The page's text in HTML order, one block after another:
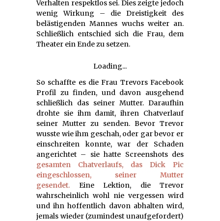
Verhalten respektlos sei. Dies zeigte jedoch
wenig Wirkung – die Dreistigkeit des
belästigenden Mannes wuchs weiter an.
Schließlich entschied sich die Frau, dem
Theater ein Ende zu setzen.
Loading...
So schaffte es die Frau Trevors Facebook
Profil zu finden, und davon ausgehend
schließlich das seiner Mutter. Daraufhin
drohte sie ihm damit, ihren Chatverlauf
seiner Mutter zu senden. Bevor Trevor
wusste wie ihm geschah, oder gar bevor er
einschreiten konnte, war der Schaden
angerichtet – sie hatte Screenshots des
gesamten Chatverlaufs, das Dick Pic
eingeschlossen, seiner Mutter
gesendet. Eine Lektion, die Trevor
wahrscheinlich wohl nie vergessen wird
und ihn hoffentlich davon abhalten wird,
jemals wieder (zumindest unaufgefordert)